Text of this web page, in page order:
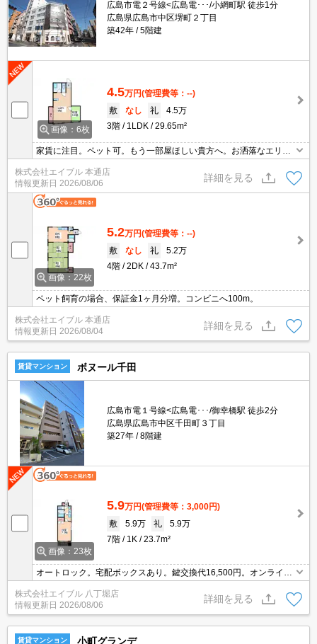
広島市電２号線<広島電･･･/小網町駅 徒歩1分
広島県広島市中区堺町２丁目
築42年
5階建
画像：6枚
4.5万円(管理費等：--)
敷
なし 礼
4.5万
3階
1LDK 29.65m²
家賃に注目。ペット可。もう一部屋ほしい貴方へ。お洒落なエリア
の気になるお部屋。
株式会社エイブル 本通店
情報更新日 2026/08/06
詳細を見る
画像：22枚
5.2万円(管理費等：--)
敷
なし 礼
5.2万
4階
2DK 43.7m²
ペット飼育の場合、保証金1ヶ月分増。コンビニへ100m。
株式会社エイブル 本通店
情報更新日 2026/08/04
詳細を見る
賃貸マンション ボヌール千田
広島市電１号線<広島電･･･/御幸橋駅 徒歩2分
広島県広島市中区千田町３丁目
築27年
8階建
画像：23枚
5.9万円(管理費等：3,000円)
敷
5.9万 礼
5.9万
7階
1K 23.7m²
オートロック。宅配ボックスあり。鍵交換代16,500円。オンライン
内見対応可。オンライン契約対応可。
株式会社エイブル 八丁堀店
情報更新日 2026/08/06
詳細を見る
賃貸マンション 小町グランデ